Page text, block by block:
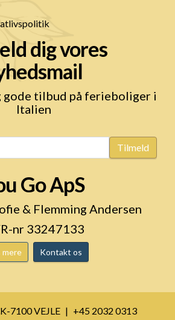
dig vores
gode tilbud på ferieboliger i
Italien
Tilmeld
Go ApS
& Flemming Andersen
nr 33247133
mere Kontakt os
7100 VEJLE
+45 2032 0313